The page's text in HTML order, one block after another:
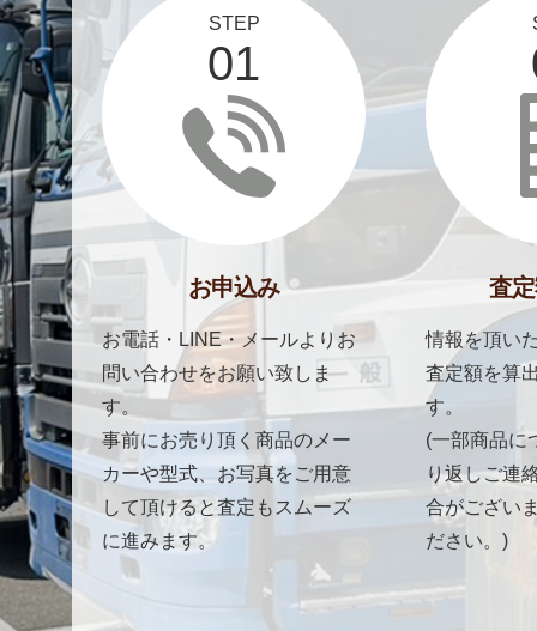
STEP
01
お申込み
お電話・LINE・メールよりお
問い合わせをお願い致しま
す。
事前にお売り頂く商品のメー
カーや型式、お写真をご用意
して頂けると査定もスムーズ
に進みます。
査
情報を頂い
査定額を算
す。
(一部商品に
り返しご連
合がござい
ださい。)